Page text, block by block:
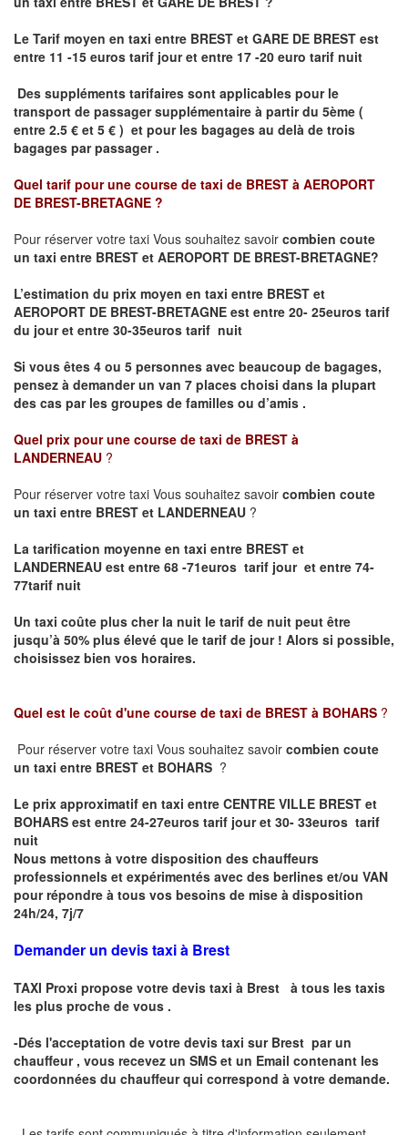
Le Tarif moyen en taxi entre BREST et GARE DE BREST est
entre 11 -15 euros tarif jour et entre 17 -20 euro tarif nuit
Des suppléments tarifaires sont applicables pour le
transport de passager supplémentaire à partir du 5ème (
entre 2.5 € et 5 € ) et pour les bagages au delà de trois
bagages par passager .
Quel tarif pour une course de taxi de BREST à AEROPORT
DE BREST-BRETAGNE ?
Pour réserver votre taxi Vous souhaitez savoir combien coute
un taxi entre BREST et AEROPORT DE BREST-BRETAGNE?
L’estimation du prix moyen en taxi entre BREST et
AEROPORT DE BREST-BRETAGNE est entre 20- 25euros tarif
du jour et entre 30-35euros tarif nuit
Si vous êtes 4 ou 5 personnes avec beaucoup de bagages,
pensez à demander un van 7 places choisi dans la plupart
des cas par les groupes de familles ou d’amis .
Quel prix pour une course de taxi de BREST à
LANDERNEAU ?
Pour réserver votre taxi Vous souhaitez savoir combien coute
un taxi entre BREST et LANDERNEAU ?
La tarification moyenne en taxi entre BREST et
LANDERNEAU est entre 68 -71euros tarif jour et entre 74-
77tarif nuit
Un taxi coûte plus cher la nuit le tarif de nuit peut être
jusqu’à 50% plus élevé que le tarif de jour ! Alors si possible,
choisissez bien vos horaires.
Quel est le coût d'une course de taxi de BREST à BOHARS ?
Pour réserver votre taxi Vous souhaitez savoir combien coute
un taxi entre BREST et BOHARS ?
Le prix approximatif en taxi entre CENTRE VILLE BREST et
BOHARS est entre 24-27euros tarif jour et 30- 33euros tarif
nuit
Nous mettons à votre disposition des chauffeurs
professionnels et expérimentés avec des berlines et/ou VAN
pour répondre à tous vos besoins de mise à disposition
24h/24, 7j/7
Demander un devis taxi à Brest
TAXI Proxi propose votre devis taxi à Brest à tous les taxis
les plus proche de vous .
-Dés l'acceptation de votre devis taxi sur Brest par un
chauffeur , vous recevez un SMS et un Email contenant les
coordonnées du chauffeur qui correspond à votre demande.